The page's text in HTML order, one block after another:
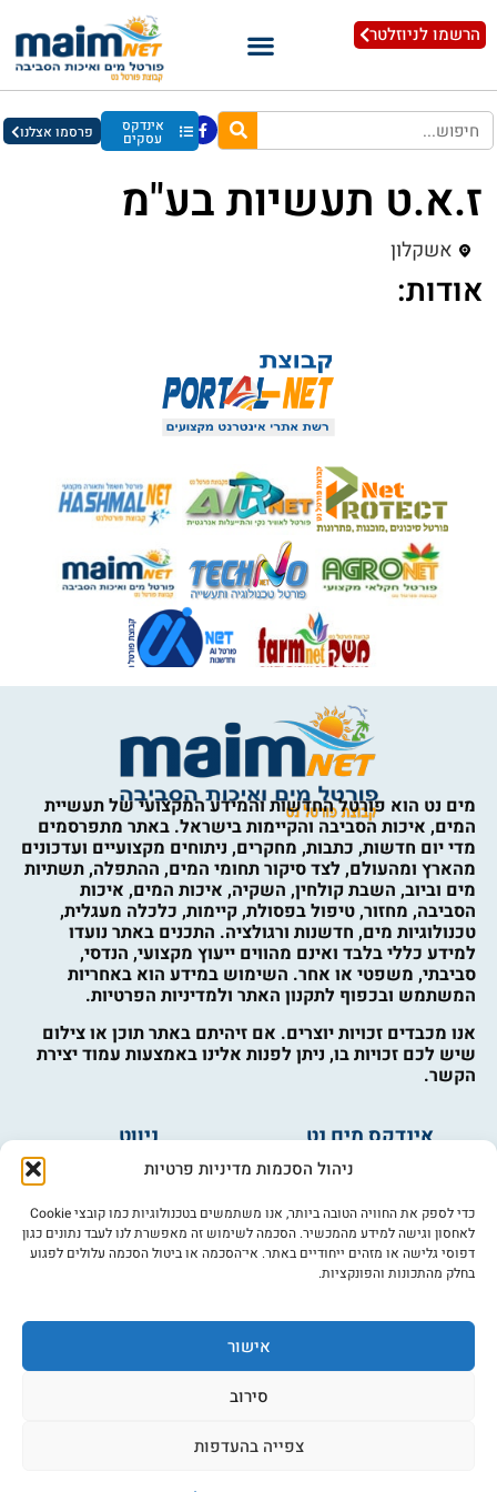
ניהול הסכמות מדיניות פרטיות
כדי לספק את החוויה הטובה ביותר, אנו משתמשים בטכנולוגיות כמו קובצי Cookie
לאחסון וגישה למידע מהמכשיר. הסכמה לשימוש זה מאפשרת לנו לעבד נתונים כגון
דפוסי גלישה או מזהים ייחודיים באתר. אי־הסכמה או ביטול הסכמה עלולים לפגוע
בחלק מהתכונות והפונקציות.
אישור
סירוב
צפייה בהעדפות
הרשמו לניוזלטר
אינדקס
עסקים פרסמו אצלנו
ז.א.ט תעשיות בע"מ
אשקלון
אודות:
מים נט הוא פורטל החדשות והמידע המקצועי של תעשיית
המים, איכות הסביבה והקיימות בישראל. באתר מתפרסמים
מדי יום חדשות, כתבות, מחקרים, ניתוחים מקצועיים ועדכונים
מהארץ ומהעולם, לצד סיקור תחומי המים, ההתפלה, תשתיות
מים וביוב, השבת קולחין, השקיה, איכות המים, איכות
הסביבה, מחזור, טיפול בפסולת, קיימות, כלכלה מעגלית,
טכנולוגיות מים, חדשנות ורגולציה. התכנים באתר נועדו
למידע כללי בלבד ואינם מהווים ייעוץ מקצועי, הנדסי,
סביבתי, משפטי או אחר. השימוש במידע הוא באחריות
המשתמש ובכפוף לתקנון האתר ולמדיניות הפרטיות.
אנו מכבדים זכויות יוצרים. אם זיהיתם באתר תוכן או צילום
שיש לכם זכויות בו, ניתן לפנות אלינו באמצעות עמוד יצירת
הקשר.
אינדקס מים נט
מים ובריאות
פורום מים
ניווט
אינדקס עסקים
צרו קשר
מי אנחנו
הרשמה לניוזלטר
פרסמו אצלנו
הצהרת נגישות